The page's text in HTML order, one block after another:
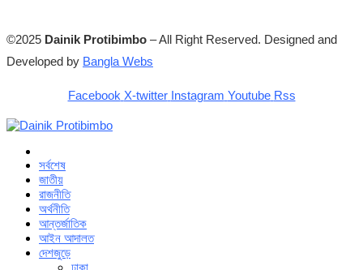
©2025 Dainik Protibimbo – All Right Reserved. Designed and
Developed by Bangla Webs
Facebook X-twitter Instagram Youtube Rss
সর্বশেষ
জাতীয়
রাজনীতি
অর্থনীতি
আন্তর্জাতিক
আইন আদালত
দেশজুড়ে
ঢাকা